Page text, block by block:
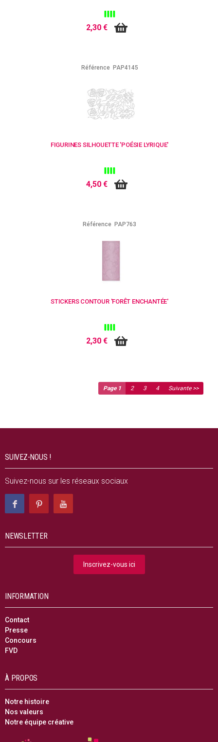
2,30 €
Référence PAP4145
FIGURINES SILHOUETTE 'POÉSIE LYRIQUE'
4,50 €
Référence PAP763
STICKERS CONTOUR 'FORÊT ENCHANTÉE'
2,30 €
Page 1 2 3 4 Suivante >>
SUIVEZ-NOUS !
Suivez-nous sur les réseaux sociaux
NEWSLETTER
Inscrivez-vous ici
INFORMATION
Contact
Presse
Concours
FVD
À PROPOS
Notre histoire
Nos valeurs
Notre équipe créative